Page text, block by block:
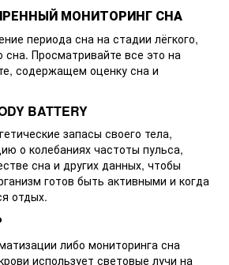
МОНИТОРИНГ СНА
периода сна на стадии лёгкого,
сна. Просматривайте все это на
содержащем оценку сна и
BATTERY
запасы своего тела,
о колебаниях частоты пульса,
сна и других данных, чтобы
готов быть активными и когда
отдых.
либо мониторинга сна
использует световые лучи на